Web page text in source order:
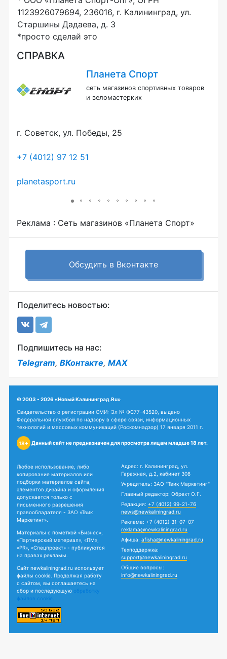
1123926079694, 236016, г. Калининград, ул.
Старшины Дадаева, д. 3
*просто сделай это
СПРАВКА
Планета Спорт
сеть магазинов спортивных товаров
и веломастерких
г. Советск, ул. Победы, 25
+7 (4012) 97 12 51
planetasport.ru
Реклама : Сеть магазинов «Планета Спорт»
Обсудить в Вконтакте
Поделитесь новостью:
Подпишитесь на нас:
Telegram, ВКонтакте, MAX
© 2003 - 2026 «Новый Калининград.Ru»
Свидетельство о регистрации СМИ: Эл № ФС77-43520, выдано
Федеральной службой по надзору в сфере связи, информационных
технологий и массовых коммуникаций (Роскомнадзор) 17 января 2011 г.
18+ Данный сайт не предназначен для просмотра лицам младше 18 лет.
Любое использование, либо
копирование материалов или
подборки материалов сайта,
элементов дизайна и оформления
допускается только с
письменного разрешения
правообладателя - ЗАО «Твик
Маркетинг».
Материалы с пометкой «Бизнес»,
«Партнерский материал», «ПМ»,
«PR», «Спецпроект» - публикуются
на правах рекламы.
Сайт newkaliningrad.ru использует
файлы cookie. Продолжая работу
с сайтом, вы соглашаетесь на
сбор и последующую обработку
файлов cookie.
Адрес: г. Калининград, ул.
Гаражная, д.2, кабинет 308
Учредитель: ЗАО "Твик Маркетинг"
Главный редактор: Обрехт О.Г.
Редакция: +7 (4012) 99-21-76
news@newkaliningrad.ru
Реклама: +7 (4012) 31-07-07
reklama@newkaliningrad.ru
Афиша: afisha@newkaliningrad.ru
Техподдержка:
support@newkaliningrad.ru
Общие вопросы:
info@newkaliningrad.ru